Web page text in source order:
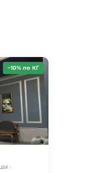
−10% по КГ
·